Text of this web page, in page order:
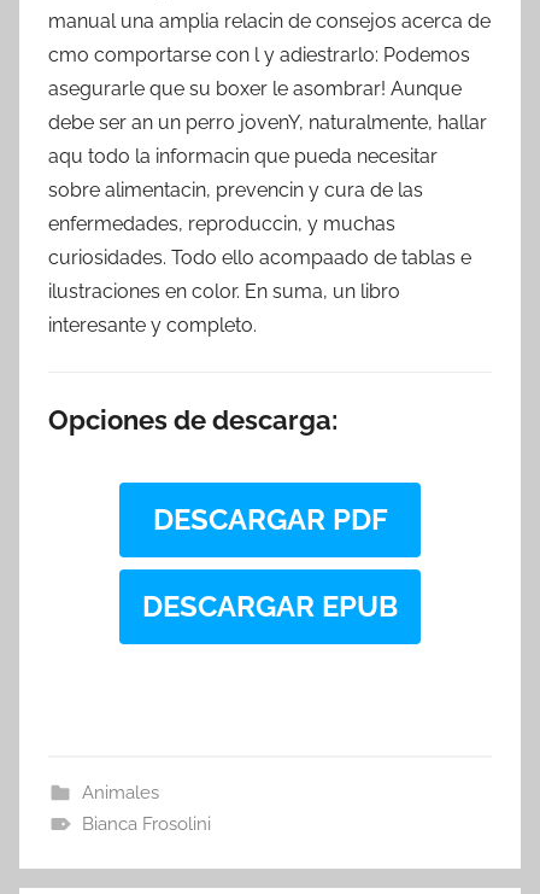
manual una amplia relacin de consejos acerca de
cmo comportarse con l y adiestrarlo: Podemos
asegurarle que su boxer le asombrar! Aunque
debe ser an un perro jovenY, naturalmente, hallar
aqu todo la informacin que pueda necesitar
sobre alimentacin, prevencin y cura de las
enfermedades, reproduccin, y muchas
curiosidades. Todo ello acompaado de tablas e
ilustraciones en color. En suma, un libro
interesante y completo.
Opciones de descarga:
DESCARGAR PDF
DESCARGAR EPUB
Animales
Bianca Frosolini